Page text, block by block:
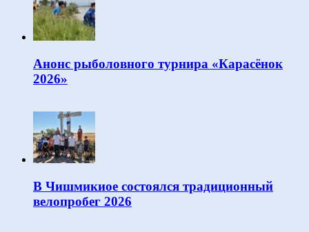
Анонс рыболовного турнира «Карасёнок
2026»
В Чишмикиое состоялся традиционный
велопробег 2026